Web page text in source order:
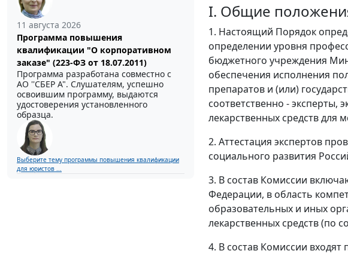
11 августа 2026
Программа повышения
квалификации "О корпоративном
заказе" (223-ФЗ от 18.07.2011)
Программа разработана совместно с
АО ''СБЕР А". Слушателям, успешно
освоившим программу, выдаются
удостоверения установленного
образца.
Выберите тему программы повышения квалификации
для юристов ...
I. Общие
1. Настоящий Порядок
определении уровня
бюджетного учреждения
обеспечения исполнения
препаратов и (или)
соответственно - эксперты,
лекарственных средств для
2. Аттестация экспертов
социального развития
3. В состав Комиссии
Федерации, в область
образовательных и иных
лекарственных средств (по
4. В состав Комиссии входят